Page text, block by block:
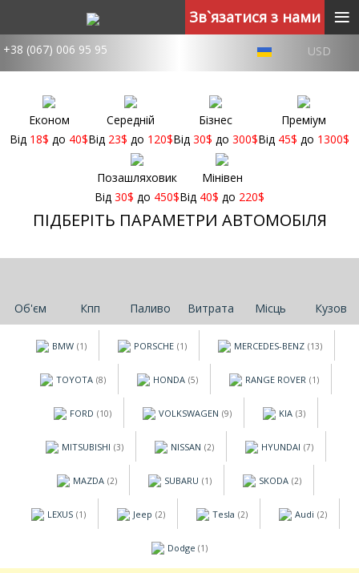
+38 (067) 006 95 95 USD
Економ
Від 18$ до 40$
Середній
Від 23$ до 120$
Бізнес
Від 30$ до 300$
Преміум
Від 45$ до 1300$
Позашляховик
Від 30$ до 450$
Мінівен
Від 40$ до 220$
ПІДБЕРІТЬ ПАРАМЕТРИ АВТОМОБІЛЯ
Об'єм Кпп Паливо Витрата Місць Кузов
BMW (1) PORSCHE (1) MERCEDES-BENZ (13)
TOYOTA (8) HONDA (5) RANGE ROVER (1)
FORD (10) VOLKSWAGEN (9) KIA (3)
MITSUBISHI (3) NISSAN (2) HYUNDAI (7)
MAZDA (2) SUBARU (1) SKODA (2)
LEXUS (1) Jeep (2) Tesla (2) Audi (2)
Dodge (1)
Зв`язатися з нами ≡